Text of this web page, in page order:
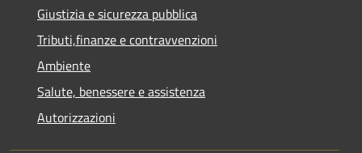
Giustizia e sicurezza pubblica
Tributi,finanze e contravvenzioni
Ambiente
Salute, benessere e assistenza
Autorizzazioni